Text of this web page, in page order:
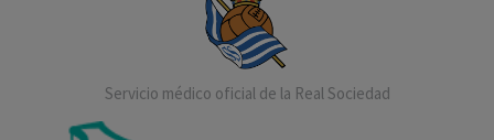
Servicio médico oficial de la Real Sociedad